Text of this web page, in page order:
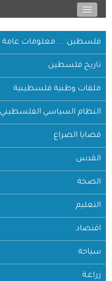
فلسطين ... معلومات عامة
تاريخ فلسطين
ملفات وطنية فلسطينية
النظام السياسي الفلسطيني
قضايا الصراع
القدس
الصحة
التعليم
اقتصاد
سياحة
زراعـة